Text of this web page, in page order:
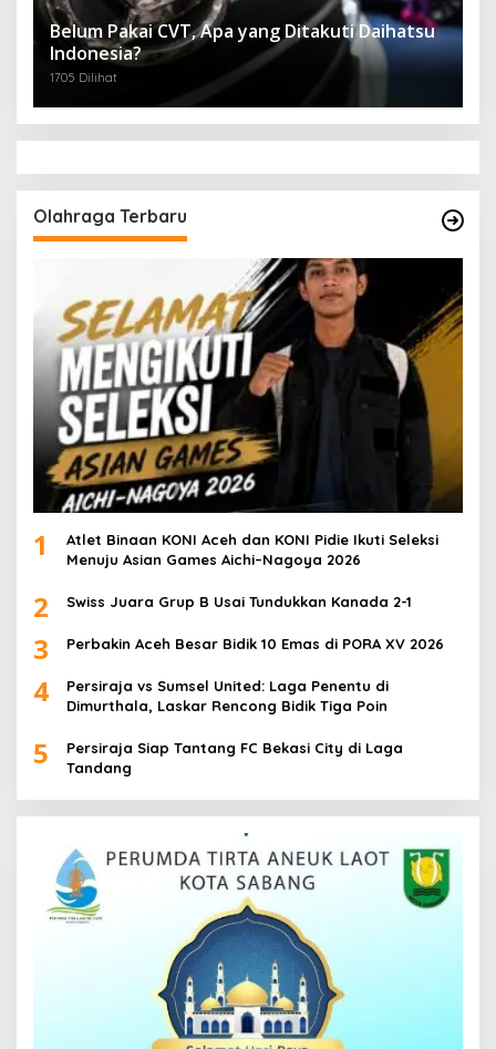
Belum Pakai CVT, Apa yang Ditakuti Daihatsu
Indonesia?
1705 Dilihat
Olahraga Terbaru
1
Atlet Binaan KONI Aceh dan KONI Pidie Ikuti Seleksi
Menuju Asian Games Aichi–Nagoya 2026
2 Swiss Juara Grup B Usai Tundukkan Kanada 2-1
3 Perbakin Aceh Besar Bidik 10 Emas di PORA XV 2026
4
Persiraja vs Sumsel United: Laga Penentu di
Dimurthala, Laskar Rencong Bidik Tiga Poin
5
Persiraja Siap Tantang FC Bekasi City di Laga
Tandang